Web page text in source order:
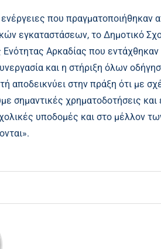
που πραγματοποιήθηκαν
εγκαταστάσεων, το Δημοτικό
Αρκαδίας που εντάχθηκαν
και η στήριξη όλων
αποδεικνύει στην πράξη ότι με
σημαντικές χρηματοδοτήσεις και
υποδομές και στο μέλλον